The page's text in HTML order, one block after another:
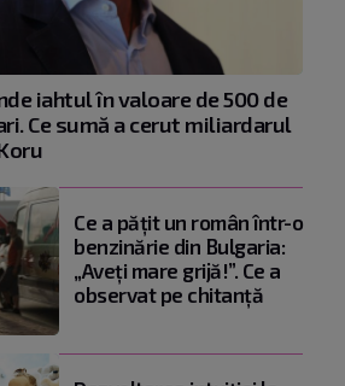
iahtul în valoare de 500 de
Ce sumă a cerut miliardarul
Ce a pățit un român într-o
benzinărie din Bulgaria:
„Aveți mare grijă!”. Ce a
observat pe chitanță